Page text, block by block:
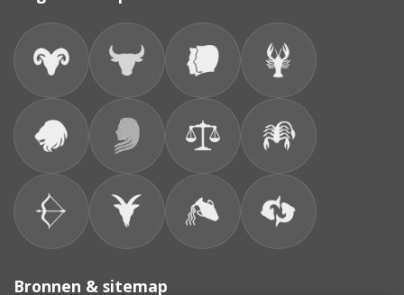
Bronnen & sitemap